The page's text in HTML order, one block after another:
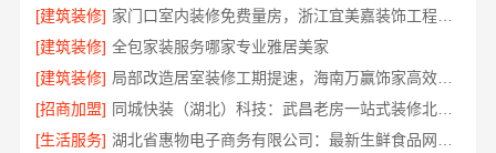
[建筑装修]
家门口室内装修免费量房，浙江宜美嘉装饰工程有限公司
[建筑装修] 全包家装服务哪家专业雅居美家
[建筑装修]
局部改造居室装修工期提速，海南万赢饰家高效交付
[招商加盟]
同城快装（湖北）科技：武昌老房一站式装修北欧风靠谱
[生活服务]